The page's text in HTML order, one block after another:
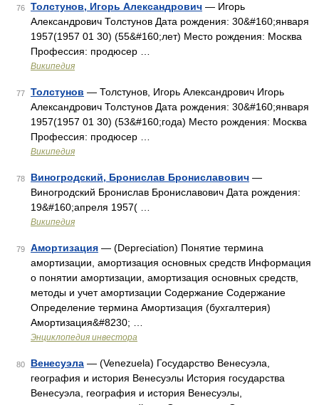
76 Толстунов, Игорь Александрович — Игорь
Александрович Толстунов Дата рождения: 30&#160;января
1957(1957 01 30) (55&#160;лет) Место рождения: Москва
Профессия: продюсер …
Википедия
77 Толстунов — Толстунов, Игорь Александрович Игорь
Александрович Толстунов Дата рождения: 30&#160;января
1957(1957 01 30) (53&#160;года) Место рождения: Москва
Профессия: продюсер …
Википедия
78 Виногродский, Бронислав Брониславович —
Виногродский Бронислав Брониславович Дата рождения:
19&#160;апреля 1957( …
Википедия
79 Амортизация — (Depreciation) Понятие термина
амортизации, амортизация основных средств Информация
о понятии амортизации, амортизация основных средств,
методы и учет амортизации Содержание Содержание
Определение термина Амортизация (бухгалтерия)
Амортизация&#8230; …
Энциклопедия инвестора
80 Венесуэла — (Venezuela) Государство Венесуэла,
география и история Венесуэлы История государства
Венесуэла, география и история Венесуэлы,